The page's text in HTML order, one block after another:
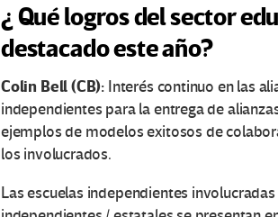
¿Qué logros del sector
destacado este año?
Colin Bell (CB): Interés continuo en las
independientes para la entrega de
ejemplos de modelos exitosos de
los involucrados.
Las escuelas independientes